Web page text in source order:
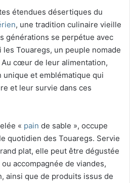
étendues désertiques du
, une tradition culinaire vieille
générations se perpétue avec
Touaregs, un peuple nomade
cœur de leur alimentation,
unique et emblématique qui
et leur survie dans ces
« pain de sable », occupe
quotidien des Touaregs. Servie
plat, elle peut être dégustée
accompagnée de viandes,
ainsi que de produits issus de